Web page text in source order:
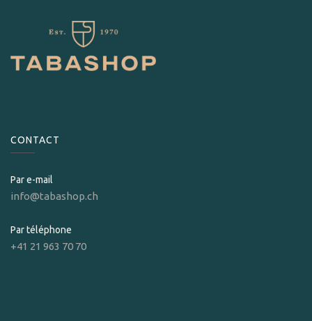
CONTACT
Par e-mail
info@tabashop.ch
Par téléphone
+41 21 963 70 70